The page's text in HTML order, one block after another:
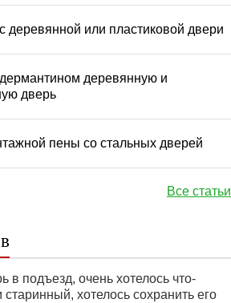
деревянной или пластиковой двери
деревянную и
дверь
пены со стальных дверей
Все статьи
в подъезд, очень хотелось что-
хотелось сохранить его